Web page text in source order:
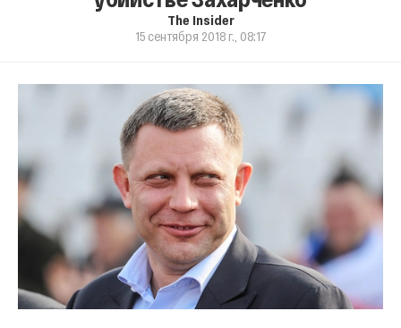
The Insider
15 сентября 2018 г., 08:17